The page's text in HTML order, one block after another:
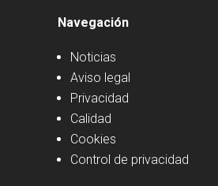
Navegación
Noticias
Aviso legal
Privacidad
Calidad
Cookies
Control de privacidad